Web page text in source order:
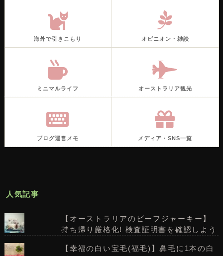
海外で引きこもり オピニオン・雑談
ミニマルライフ オーストラリア観光
ブログ運営メモ メディア・SNS一覧
人気記事
【オーストラリアのビーフジャーキー】
持ち帰り厳格化! 検査証明書を確認しよう
【幸福の白い宝毛(福毛)】鼻毛に1本の白